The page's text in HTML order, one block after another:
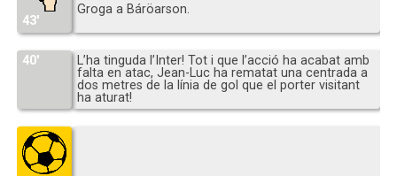
43′
Groga a Báröarson.
40′
L’ha tinguda l’Inter! Tot i que l’acció ha acabat amb
falta en atac, Jean-Luc ha rematat una centrada a
dos metres de la línia de gol que el porter visitant
ha aturat!